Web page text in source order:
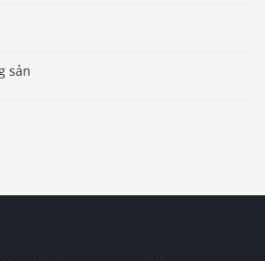
sản